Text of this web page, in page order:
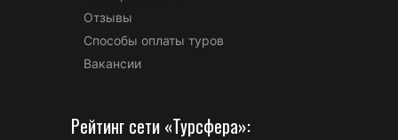
Отзывы
Способы оплаты туров
Вакансии
Рейтинг сети «Турсфера»: